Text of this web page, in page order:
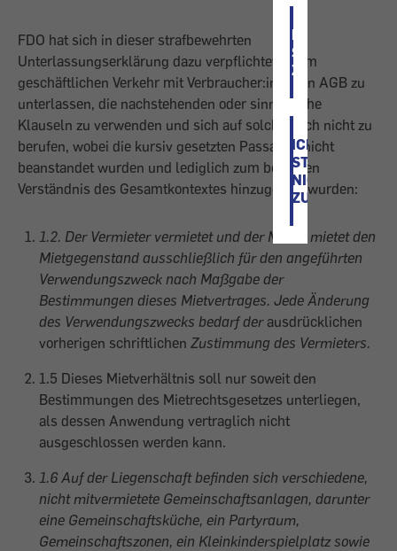
ICH
STIMME
ZU
ICH
STIMME
NICHT
ZU
FDO hat sich in dieser strafbewehrten
Unterlassungserklärung dazu verpflichtet, es im
geschäftlichen Verkehr mit Verbraucher:innen in AGB zu
unterlassen, die nachstehenden oder sinngleiche
Klauseln zu verwenden und sich auf solche auch nicht zu
berufen, wobei die kursiv gesetzten Passagen nicht
beanstandet wurden und lediglich zum besseren
Verständnis des Gesamtkontextes hinzugefügt wurden:
1.2. Der Vermieter vermietet und der Mieter mietet den
Mietgegenstand ausschließlich für den angeführten
Verwendungszweck nach Maßgabe der
Bestimmungen dieses Mietvertrages. Jede Änderung
des Verwendungszwecks bedarf der ausdrücklichen
vorherigen schriftlichen Zustimmung des Vermieters.
1.5 Dieses Mietverhältnis soll nur soweit den
Bestimmungen des Mietrechtsgesetzes unterliegen,
als dessen Anwendung vertraglich nicht
ausgeschlossen werden kann.
1.6 Auf der Liegenschaft befinden sich verschiedene,
nicht mitvermietete Gemeinschaftsanlagen, darunter
eine Gemeinschaftsküche, ein Partyraum,
Gemeinschaftszonen, ein Kleinkinderspielplatz sowie